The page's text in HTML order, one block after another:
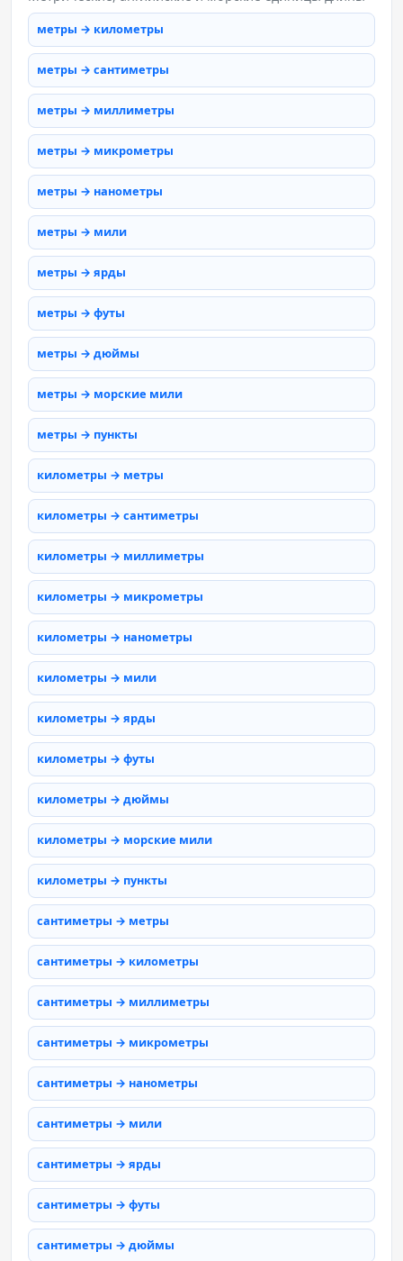
метры → километры
метры → сантиметры
метры → миллиметры
метры → микрометры
метры → нанометры
метры → мили
метры → ярды
метры → футы
метры → дюймы
метры → морские мили
метры → пункты
километры → метры
километры → сантиметры
километры → миллиметры
километры → микрометры
километры → нанометры
километры → мили
километры → ярды
километры → футы
километры → дюймы
километры → морские мили
километры → пункты
сантиметры → метры
сантиметры → километры
сантиметры → миллиметры
сантиметры → микрометры
сантиметры → нанометры
сантиметры → мили
сантиметры → ярды
сантиметры → футы
сантиметры → дюймы